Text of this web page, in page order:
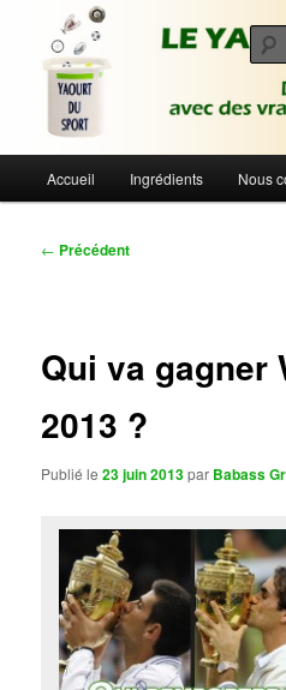
contenu
Le Yaourt du
Du sport avec des vrais morceaux
principal
Accueil Ingrédients Nous
Navigation
← Précédent
Qui va gagner
2013 ?
Publié le23 juin 2013par Babass